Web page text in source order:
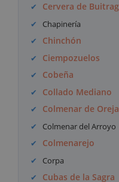
Cervera de
Chapinería
Chinchón
Ciempozuelos
Cobeña
Collado Mediano
Colmenar de Oreja
Colmenar del Arroyo
Colmenarejo
Corpa
Cubas de la Sagra